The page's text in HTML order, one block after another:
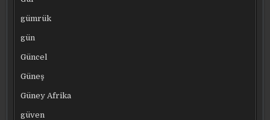
gümrük
gün
Güncel
Güneş
Güney Afrika
güven